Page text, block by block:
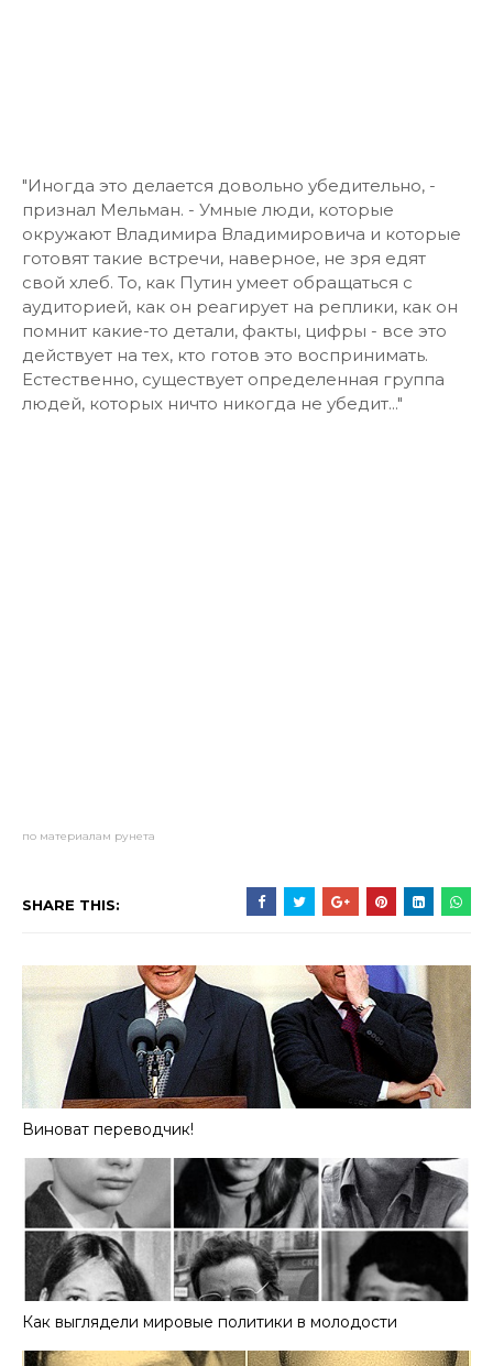
"Иногда это делается довольно убедительно, -
признал Мельман. - Умные люди, которые
окружают Владимира Владимировича и которые
готовят такие встречи, наверное, не зря едят
свой хлеб. То, как Путин умеет обращаться с
аудиторией, как он реагирует на реплики, как он
помнит какие-то детали, факты, цифры - все это
действует на тех, кто готов это воспринимать.
Естественно, существует определенная группа
людей, которых ничто никогда не убедит..."
по материалам рунета
SHARE THIS:
Виноват переводчик!
Как выглядели мировые политики в молодости